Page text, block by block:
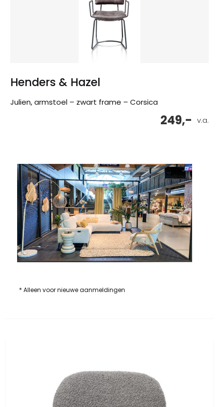
Henders & Hazel
Julien, armstoel – zwart frame – Corsica
v.a.
249,-
* Alleen voor nieuwe aanmeldingen